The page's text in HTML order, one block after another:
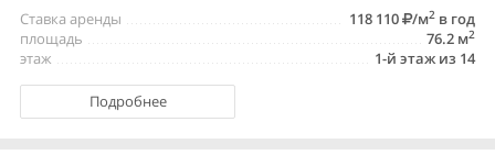
118 110
/м2 в год
Ставка аренды
76.2 м2
площадь
1-й этаж из 14
этаж
Подробнее